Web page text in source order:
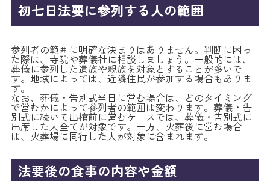
初七日法要に参列する人の範囲
参列者の範囲に明確な決まりはありません。判断に困っ
た際は、寺院や葬儀社に相談しましょう。一般的には、
葬儀に参列した遺族や親族を対象とすることが多いで
す。地域によっては、近隣住民が参加する場合もありま
す。
なお、葬儀・告別式当日に営む場合は、どのタイミング
で営むかによって参列者の範囲は変わります。葬儀・告
別式に続いて出棺前に営むケースでは、葬儀・告別式に
出席した人全てが対象です。一方、火葬後に営む場合
は、火葬場に同行した人が対象に含まれます。
法要後の食事の内容や金額